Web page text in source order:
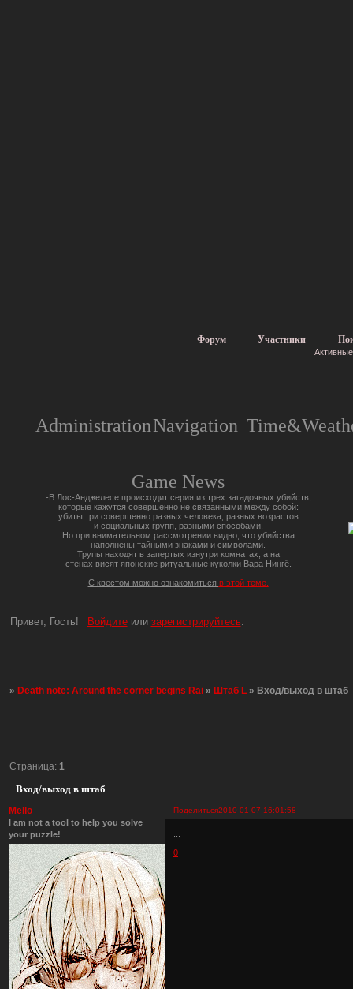
Форум Участники
AdministrationNavigation
Game News
-В Лос-Анджелесе происходит серия из трех загадочных убийств,
которые кажутся совершенно не связанными между собой:
убиты три совершенно разных человека, разных возрастов
и социальных групп, разными способами.
Но при внимательном рассмотрении видно, что убийства
наполнены тайными знаками и символами.
Трупы находят в запертых изнутри комнатах, а на
стенах висят японские ритуальные куколки Вара Нингё.
С квестом можно ознакомиться в этой теме.
Привет, Гость! Войдитеили зарегистрируйтесь.
»Death note: Around the corner begins Rai »Штаб L » Вход/выход в штаб
Вход/выход в штаб
Страница: 1
Поделиться2010-01-07 16:01:58
Mello
I am not a tool to help you solve
your puzzle!
0